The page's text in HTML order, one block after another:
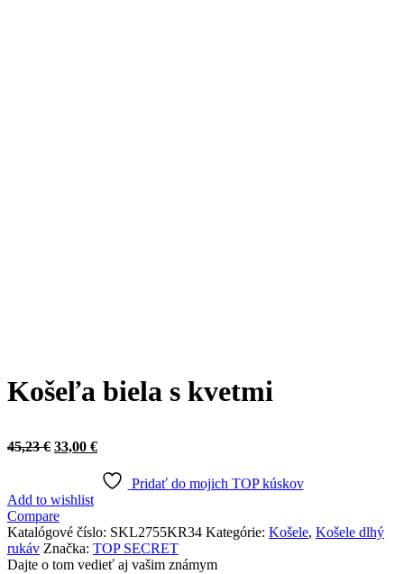
Košeľa biela s kvetmi
45,23€ Original
45,23 €.
33,00 €Current
is:
33,00 €.
Pridať do mojich TOP kúskov
Add to wishlist
Compare
Katalógové číslo: SKL2755KR34 Kategórie: Košele, Košele dlhý
rukáv Značka: TOP SECRET
Dajte o tom vedieť aj vašim známym